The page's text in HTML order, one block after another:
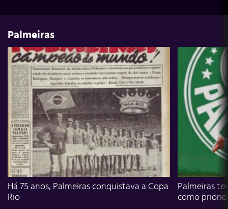
Palmeiras
Há 75 anos, Palmeiras conquistava a Copa
Rio
Palmeiras
como